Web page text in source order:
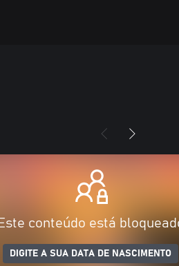
Este conteúdo está
DIGITE A SUA DATA DE NASCIMENTO